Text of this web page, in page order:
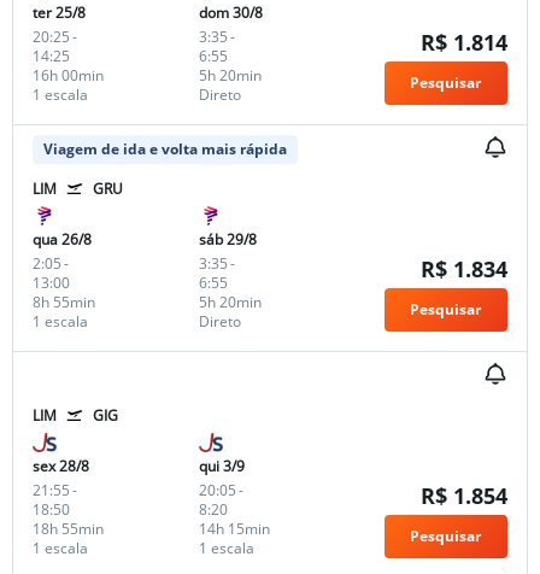
ter 25/8
20:25-
14:25
1 escala
16h 00min
dom 30/8
3:35-
6:55
Direto
5h 20min
R$ 1.814
Pesquisar
Viagem de ida e volta mais rápida
LIM
GRU
qua 26/8
2:05-
13:00
1 escala
8h 55min
sáb 29/8
3:35-
6:55
Direto
5h 20min
R$ 1.834
Pesquisar
LIM GIG
sex 28/8
21:55-
18:50
1 escala
18h 55min
qui 3/9
20:05-
8:20
1 escala
14h 15min
R$ 1.854
Pesquisar